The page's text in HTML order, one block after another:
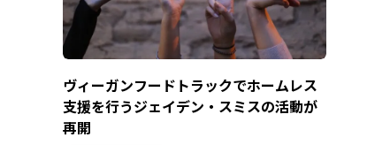
ヴィーガンフードトラックでホームレス
支援を行うジェイデン・スミスの活動が
再開